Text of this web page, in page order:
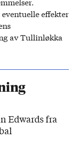
effekter
av Tullinløkka
Edwards fra